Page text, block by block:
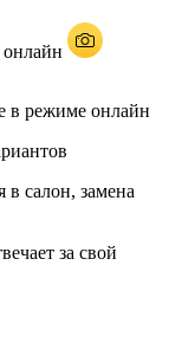
в режиме онлайн
салон, замена
за свой